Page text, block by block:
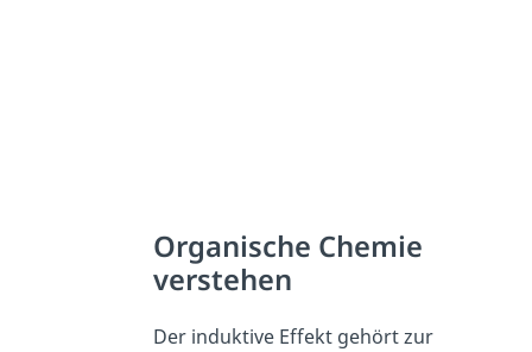
Organische Chemie
verstehen
Der induktive Effekt gehört zur